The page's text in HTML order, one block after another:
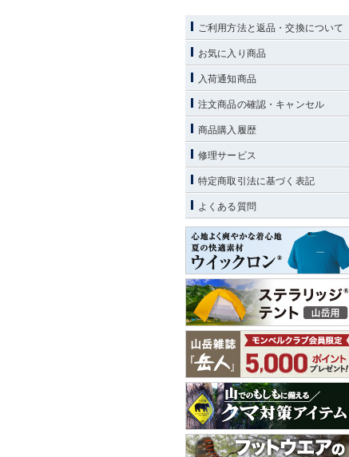
ご利用方法と返品・交換について
お気に入り商品
入荷通知商品
注文商品の確認・キャンセル
商品購入履歴
修理サービス
特定商取引法に基づく表記
よくある質問